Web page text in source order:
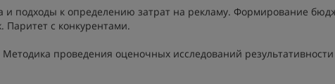
подходы к определению затрат на рекламу. Формирование
с конкурентами.
проведения оценочных исследований результативности